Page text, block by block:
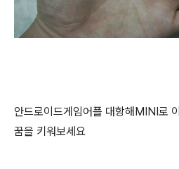
안드로이드게임어플 대항해MINI로
꿈을 키워보세요